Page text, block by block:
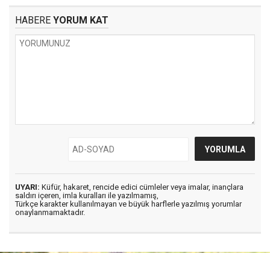
HABERE YORUM KAT
UYARI: Küfür, hakaret, rencide edici cümleler veya imalar, inançlara
saldırı içeren, imla kuralları ile yazılmamış,
Türkçe karakter kullanılmayan ve büyük harflerle yazılmış yorumlar
onaylanmamaktadır.